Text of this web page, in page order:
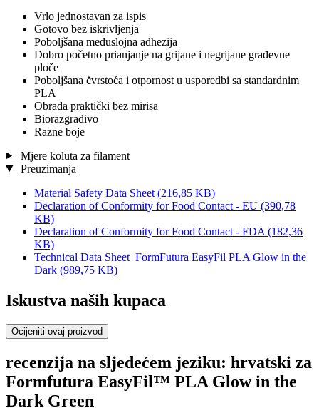
Vrlo jednostavan za ispis
Gotovo bez iskrivljenja
Poboljšana međuslojna adhezija
Dobro početno prianjanje na grijane i negrijane građevne
ploče
Poboljšana čvrstoća i otpornost u usporedbi sa standardnim
PLA
Obrada praktički bez mirisa
Biorazgradivo
Razne boje
Mjere koluta za filament
Preuzimanja
Material Safety Data Sheet (216,85 KB)
Declaration of Conformity for Food Contact - EU (390,78
KB)
Declaration of Conformity for Food Contact - FDA (182,36
KB)
Technical Data Sheet_FormFutura EasyFil PLA Glow in the
Dark (989,75 KB)
Iskustva naših kupaca
Ocijeniti ovaj proizvod
recenzija na sljedećem jeziku: hrvatski za
Formfutura EasyFil™ PLA Glow in the
Dark Green